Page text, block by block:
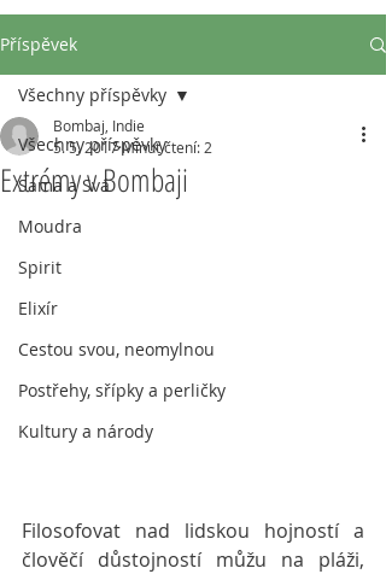
Příspěvek
Všechny příspěvky
Sama a Svá
Moudra
Spirit
Elixír
Cestou svou, neomylnou
Postřehy, sřípky a perličky
Kultury a národy
Všechny příspěvky
Extrémy v Bombaji
Bombaj, Indie
5. 5. 2017Minut čtení: 2
Filosofovat nad lidskou hojností a
člověčí důstojností můžu na pláži,